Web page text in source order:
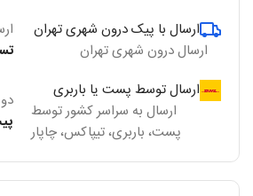
ارسال با پیک درون شهری تهران
ارسال درون شهری تهران
ارسال توسط پست یا باربری
ارسال به سراسر کشور توسط
پست، باربری، تیپاکس، چاپار